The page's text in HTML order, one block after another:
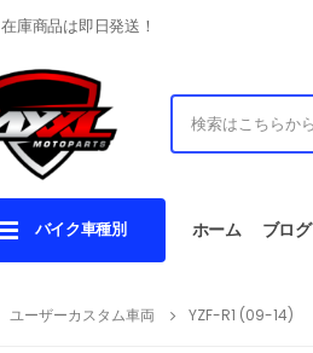
在庫商品は即日発送！
バイク車種別 ホーム ブログ
ユーザーカスタム車両 YZF-R1 (09-14)